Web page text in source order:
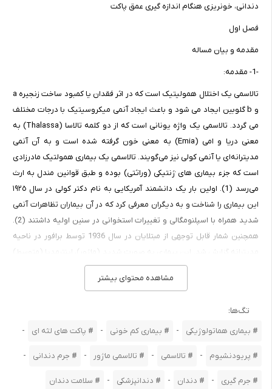
دندانی، خونریزی هنگام اندازه گیری عمق پاکت
فصل اول
مقدمه و بیان مساله
-1- مقدمه:
تالاسمی یک اختلال همولیتیک است که در اثر فقدان یا کمبود ساخت زنجیره a
و b گلوبین ایجاد می شود و باعث ایجاد آنمی میکروسیتیک با درجات مختلف
می گردد. تالاسمی یک واژه یونانی است که از دو کلمه تالاسا (Thalassa) به
معنی دریا و امی (Emia) به معنی خون گرفته شده است و به آن آنمی
مدیترانه‌ای یا آنمی کولی نیز می‌گویند. تالاسمی یک بیماری همولتیک مادرزادی
است که جزء بیماری های ژنتیکی (وراثتی) بوده و طبق قوانین مندل به ارث
می‌رسد (1). اولین بار یک دانشمند آمریکایی به نام دکتر کولی در سال ‌١٩٢٥
این بیماری را شناخت و به دیگران معرفی کرد که در آن بیماران تظاهرات آنمی
شدید همراه با اسپلنومگالی و تغییرات استخوانی در سنین اولیه داشتند (2).
همچنین شمار قابل توجهی از مبتلایان در سال 1936 توسط برافور در ناحیه
و خفیف (مینور) ظاهر می‌شود. اگر هردو والدین دارای ژن معیوب باشند به
صورت شدید یعنی ماژور (Major) و اگر یکی از والدین فقط ژن معیوب داشته
مینور مشکلی را برای فرد مبتلا ایجاد نمی‌کند و آنها هم مثل افراد سالم
می‌توانند زندگی کنند و فقط در موقع ازدواج باید خیلی مراقب باشند. اما نوع
های ناهمگن از بیماریها هستند که بر اساس زنجیره ویژه گلوبین خود یا سنتز
زنجیره ها در مقادیر کاهش یافته با عنوان تالاسمی آلفا، بتا و آلفا بتا رده بندی
مشاهده محتوای بیشتر
تگ‌ها:
بیماری هماتولوژیکی - بیماری کم خونی - پاکت های لثه ای -
پریودنشیوم - تالاسمی - تالاسمی ماژور - جرم دندانی -
جرم گیری - دندان - دندانپزشکی - سلامت دندان